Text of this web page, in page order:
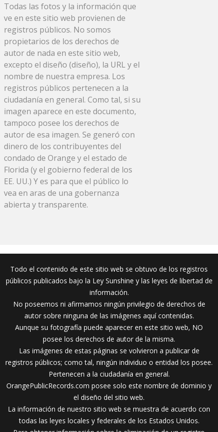
Todas las fotos y la información que
ve en este sitio web provienen de
registros públicos. No somos
propietarios de los derechos de
autor de nada en este sitio web,
excepto el diseño (diseño), la URL y el
nombre de nuestra empresa. Los
registros públicos pertenecen a la
ciudadanía en general. Como tal, si su
imagen aparece en este documento,
tampoco posee los derechos de
autor de esa imagen. Se generó con
dinero de los contribuyentes del
condado de Orange y el estado de
Florida (y el gobierno federal de los
EE. UU.) Y es para que el público lo
vea en aras de una gobernanza
abierta y transparente.
Todo el contenido de este sitio web se obtuvo de los registros
públicos publicados bajo la Ley Sunshine y las leyes de libertad de
información.
No poseemos ni afirmamos ningún privilegio de derechos de
autor sobre ninguna de las imágenes aquí contenidas.
Aunque su fotografía puede aparecer en este sitio web, NO
posee los derechos de autor de la misma.
Las imágenes de estas páginas se volvieron a publicar de
registros públicos; como tal, ningún individuo o entidad los posee.
Pertenecen a la ciudadanía en general.
OrangePublicRecords.com posee solo este nombre de dominio y
el diseño del sitio web.
La información de nuestro sitio web se muestra de acuerdo con
todas las leyes locales y federales de los Estados Unidos.